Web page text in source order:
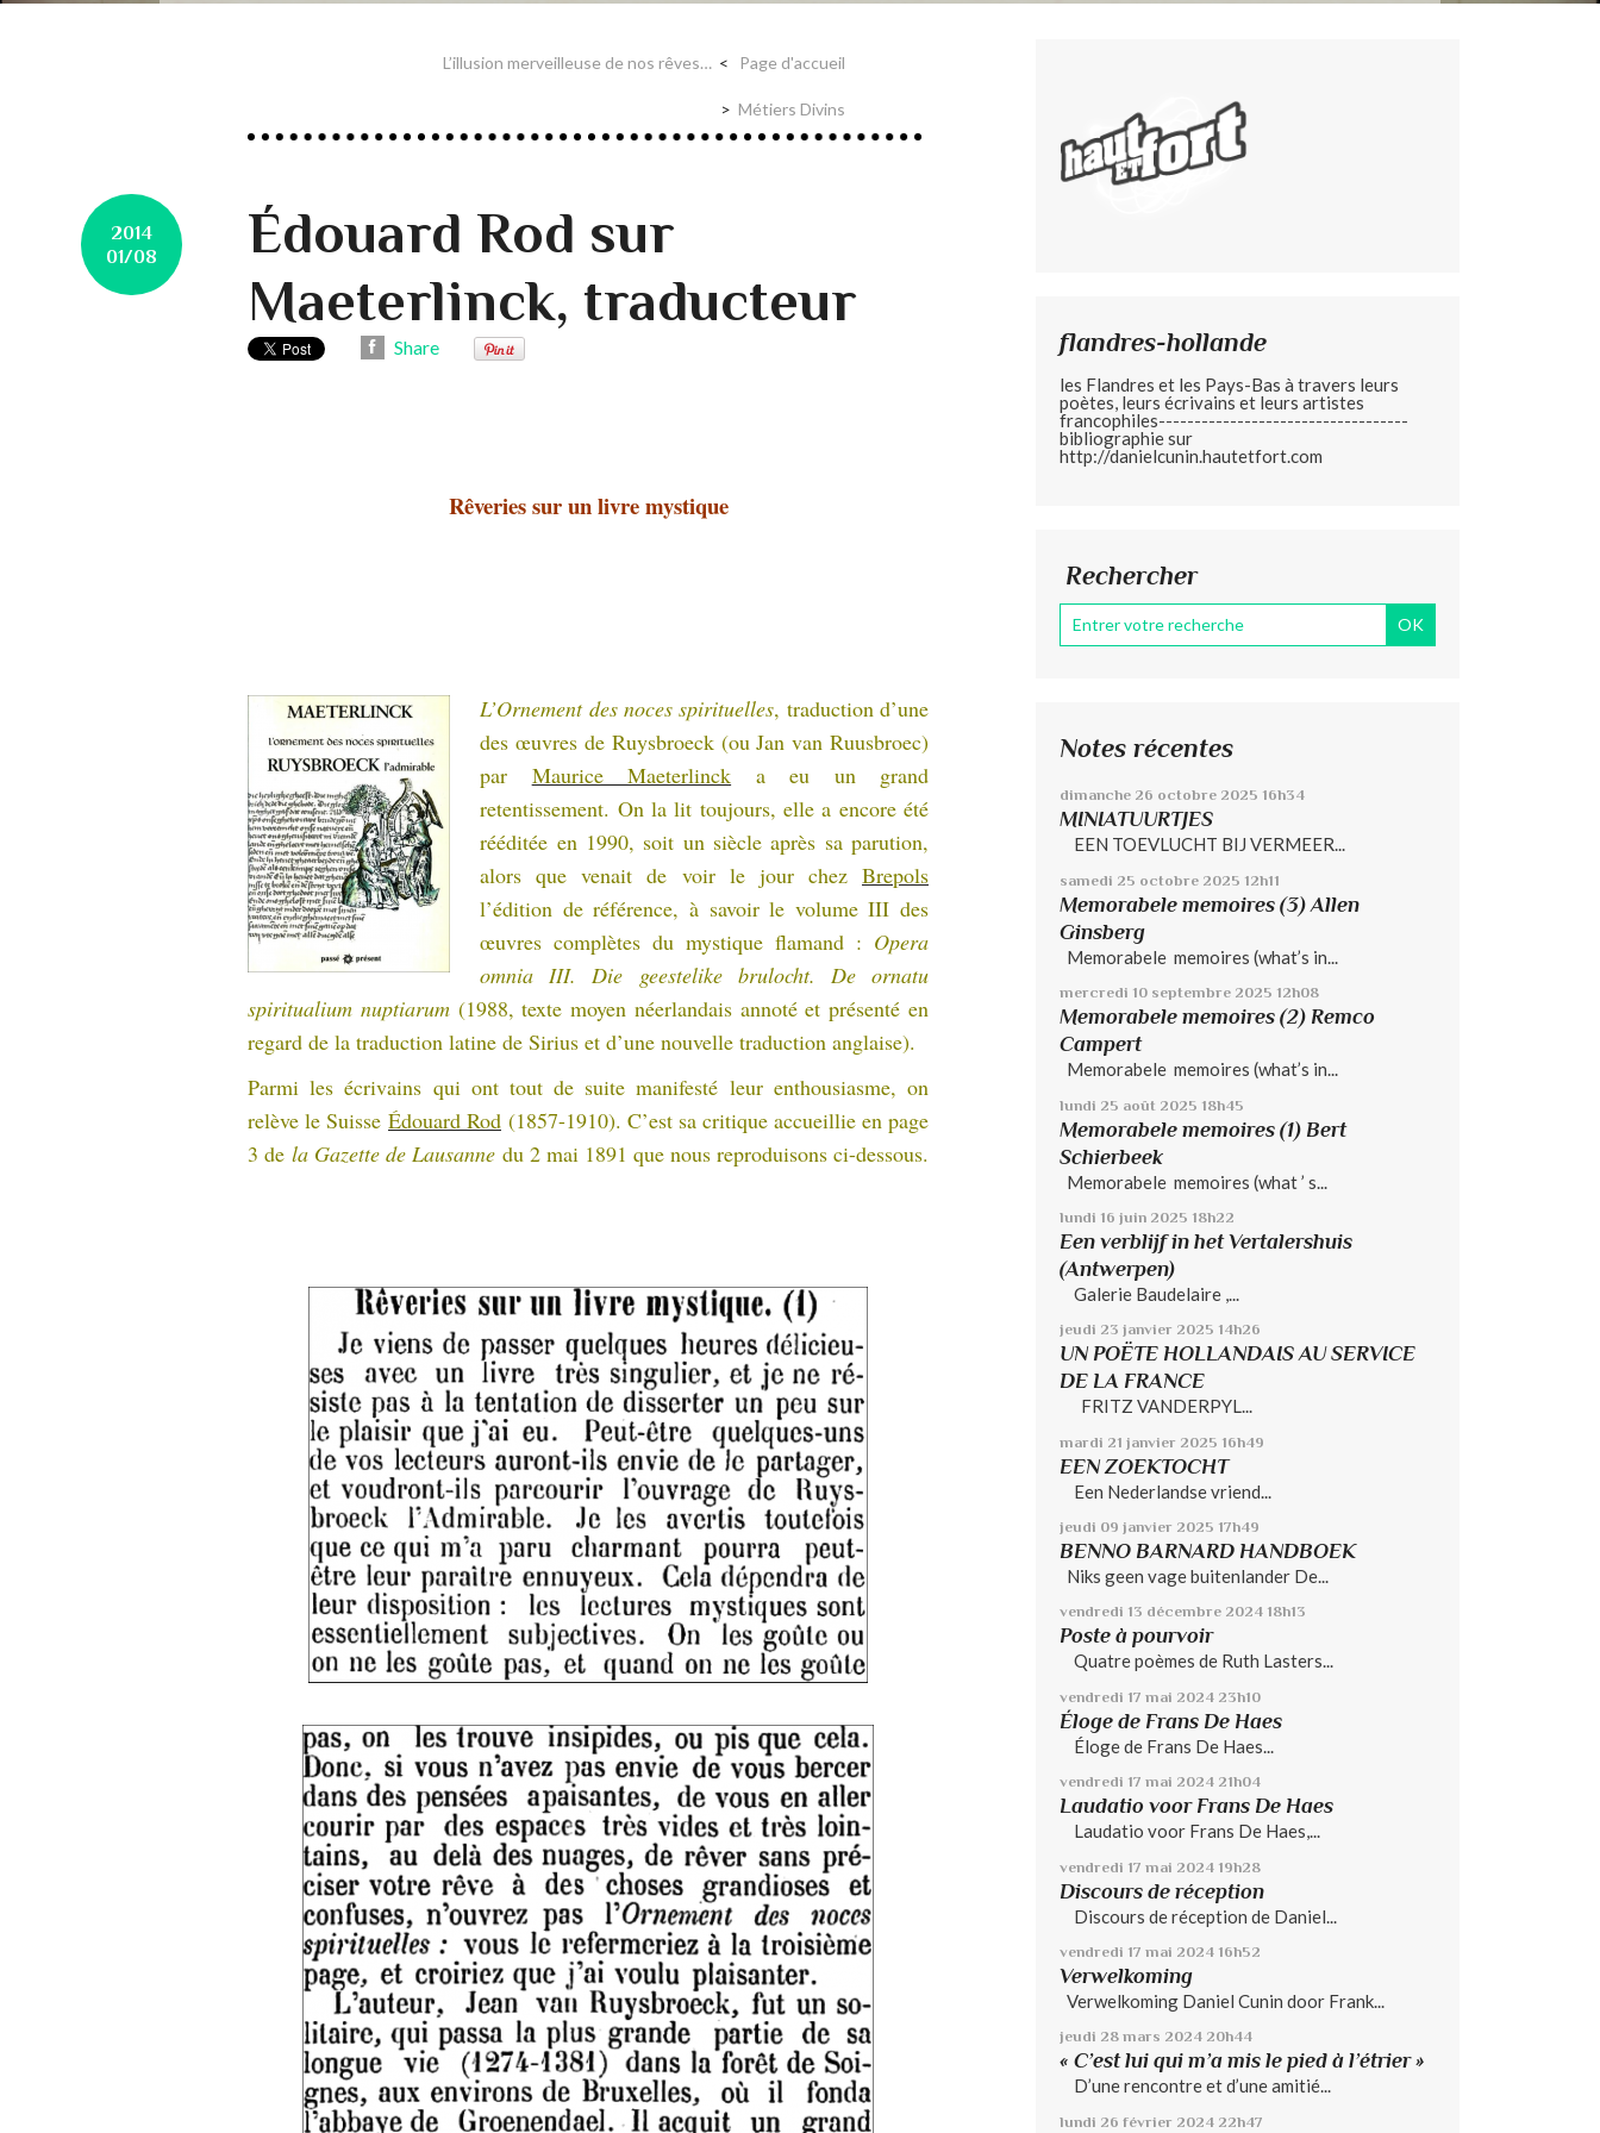
L’illusion merveilleuse de nos rêves… Page d'accueil
Métiers Divins
2014
01/08
Édouard Rod sur
Maeterlinck, traducteur
Share
Rêveries sur un livre mystique
L’Ornement des noces spirituelles, traduction d’une
des œuvres de Ruysbroeck (ou Jan van Ruusbroec)
par Maurice Maeterlinck a eu un grand
retentissement. On la lit toujours, elle a encore été
rééditée en 1990, soit un siècle après sa parution,
alors que venait de voir le jour chez Brepols
l’édition de référence, à savoir le volume III des
œuvres complètes du mystique flamand : Opera
omnia III. Die geestelike brulocht. De ornatu
spiritualium nuptiarum (1988, texte moyen néerlandais annoté et présenté en
regard de la traduction latine de Sirius et d’une nouvelle traduction anglaise).
Parmi les écrivains qui ont tout de suite manifesté leur enthousiasme, on
relève le Suisse Édouard Rod (1857-1910). C’est sa critique accueillie en page
3 de la Gazette de Lausanne du 2 mai 1891 que nous reproduisons ci-dessous.
flandres-hollande
les Flandres et les Pays-Bas à travers leurs
poètes, leurs écrivains et leurs artistes
francophiles-----------------------------------
bibliographie sur
http://danielcunin.hautetfort.com
Rechercher
Notes récentes
dimanche 26 octobre 2025 16h34
MINIATUURTJES
EEN TOEVLUCHT BIJ VERMEER...
samedi 25 octobre 2025 12h11
Memorabele memoires (3) Allen
Ginsberg
Memorabele memoires (what’s in...
mercredi 10 septembre 2025 12h08
Memorabele memoires (2) Remco
Campert
Memorabele memoires (what’s in...
lundi 25 août 2025 18h45
Memorabele memoires (1) Bert
Schierbeek
Memorabele memoires (what ’ s...
lundi 16 juin 2025 18h22
Een verblijf in het Vertalershuis
(Antwerpen)
Galerie Baudelaire ,...
jeudi 23 janvier 2025 14h26
UN POËTE HOLLANDAIS AU SERVICE
DE LA FRANCE
FRITZ VANDERPYL...
mardi 21 janvier 2025 16h49
EEN ZOEKTOCHT
Een Nederlandse vriend...
jeudi 09 janvier 2025 17h49
BENNO BARNARD HANDBOEK
Niks geen vage buitenlander De...
vendredi 13 décembre 2024 18h13
Poste à pourvoir
Quatre poèmes de Ruth Lasters...
vendredi 17 mai 2024 23h10
Éloge de Frans De Haes
Éloge de Frans De Haes...
vendredi 17 mai 2024 21h04
Laudatio voor Frans De Haes
Laudatio voor Frans De Haes,...
vendredi 17 mai 2024 19h28
Discours de réception
Discours de réception de Daniel...
vendredi 17 mai 2024 16h52
Verwelkoming
Verwelkoming Daniel Cunin door Frank...
jeudi 28 mars 2024 20h44
« C’est lui qui m’a mis le pied à l’étrier »
D’une rencontre et d’une amitié...
lundi 26 février 2024 22h47